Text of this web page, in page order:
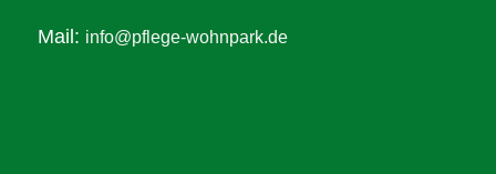
Mail: info@pflege-wohnpark.de